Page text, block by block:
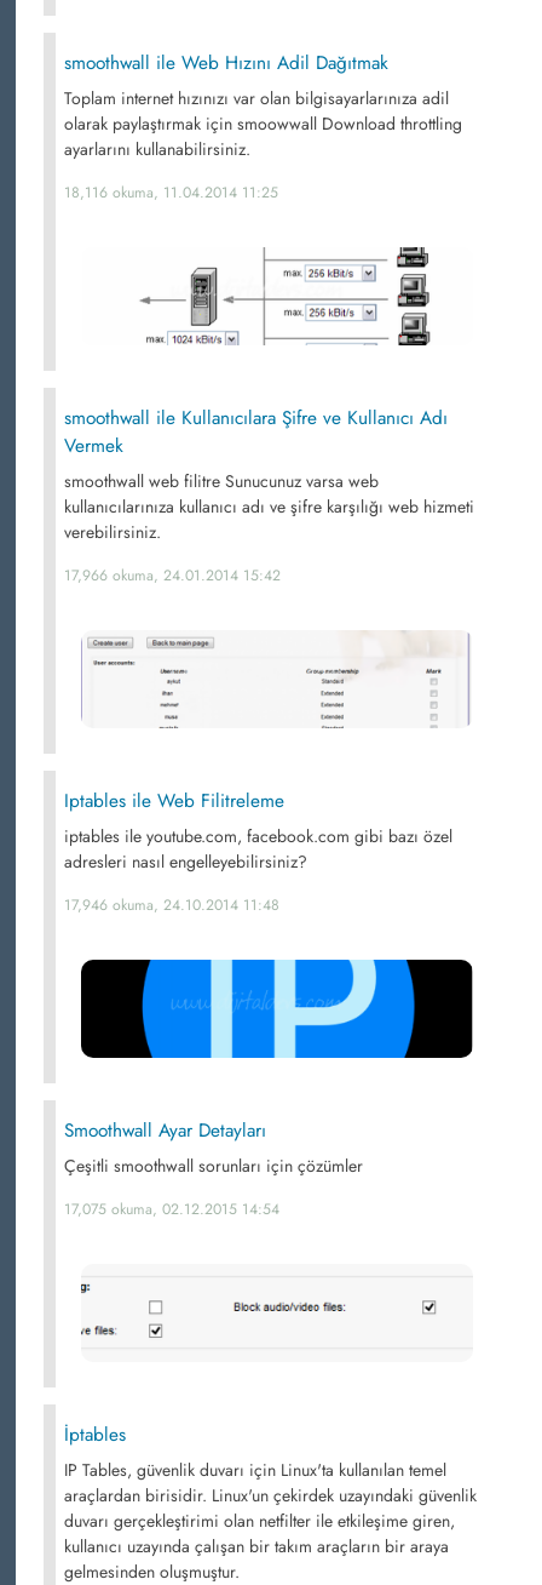
smoothwall ile Web Hızını Adil Dağıtmak
Toplam internet hızınızı var olan bilgisayarlarınıza adil
olarak paylaştırmak için smoowwall Download throttling
ayarlarını kullanabilirsiniz.
18,116 okuma, 11.04.2014 11:25
smoothwall ile Kullanıcılara Şifre ve Kullanıcı Adı
Vermek
smoothwall web filitre Sunucunuz varsa web
kullanıcılarınıza kullanıcı adı ve şifre karşılığı web hizmeti
verebilirsiniz.
17,966 okuma, 24.01.2014 15:42
Iptables ile Web Filitreleme
iptables ile youtube.com, facebook.com gibi bazı özel
adresleri nasıl engelleyebilirsiniz?
17,946 okuma, 24.10.2014 11:48
Smoothwall Ayar Detayları
Çeşitli smoothwall sorunları için çözümler
17,075 okuma, 02.12.2015 14:54
İptables
IP Tables, güvenlik duvarı için Linux'ta kullanılan temel
araçlardan birisidir. Linux'un çekirdek uzayındaki güvenlik
duvarı gerçekleştirimi olan netfilter ile etkileşime giren,
kullanıcı uzayında çalışan bir takım araçların bir araya
gelmesinden oluşmuştur.